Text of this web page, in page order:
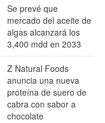
Se prevé que
mercado del aceite de
algas alcanzará los
3,400 mdd en 2033
Z Natural Foods
anuncia una nueva
proteína de suero de
cabra con sabor a
chocolate